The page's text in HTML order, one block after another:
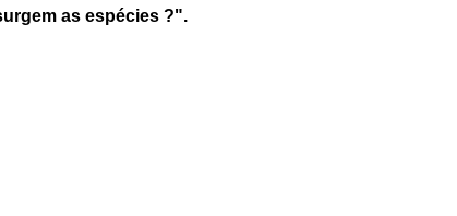
as espécies ?".